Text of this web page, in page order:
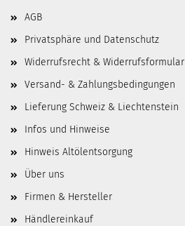
AGB
Privatsphäre und Datenschutz
Widerrufsrecht & Widerrufsformular
Versand- & Zahlungsbedingungen
Lieferung Schweiz & Liechtenstein
Infos und Hinweise
Hinweis Altölentsorgung
Über uns
Firmen & Hersteller
Händlereinkauf